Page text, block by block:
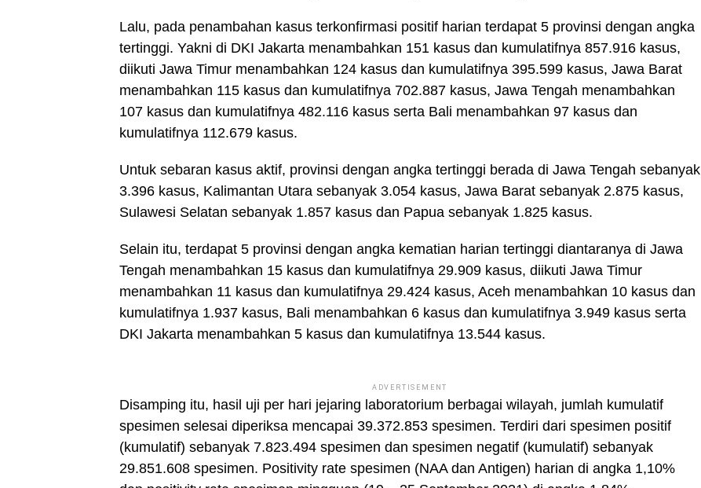
Lalu, pada penambahan kasus terkonfirmasi positif harian terdapat 5 provinsi dengan angka
tertinggi. Yakni di DKI Jakarta menambahkan 151 kasus dan kumulatifnya 857.916 kasus,
diikuti Jawa Timur menambahkan 124 kasus dan kumulatifnya 395.599 kasus, Jawa Barat
menambahkan 115 kasus dan kumulatifnya 702.887 kasus, Jawa Tengah menambahkan
107 kasus dan kumulatifnya 482.116 kasus serta Bali menambahkan 97 kasus dan
kumulatifnya 112.679 kasus.
Untuk sebaran kasus aktif, provinsi dengan angka tertinggi berada di Jawa Tengah sebanyak
3.396 kasus, Kalimantan Utara sebanyak 3.054 kasus, Jawa Barat sebanyak 2.875 kasus,
Sulawesi Selatan sebanyak 1.857 kasus dan Papua sebanyak 1.825 kasus.
Selain itu, terdapat 5 provinsi dengan angka kematian harian tertinggi diantaranya di Jawa
Tengah menambahkan 15 kasus dan kumulatifnya 29.909 kasus, diikuti Jawa Timur
menambahkan 11 kasus dan kumulatifnya 29.424 kasus, Aceh menambahkan 10 kasus dan
kumulatifnya 1.937 kasus, Bali menambahkan 6 kasus dan kumulatifnya 3.949 kasus serta
DKI Jakarta menambahkan 5 kasus dan kumulatifnya 13.544 kasus.
ADVERTISEMENT
Disamping itu, hasil uji per hari jejaring laboratorium berbagai wilayah, jumlah kumulatif
spesimen selesai diperiksa mencapai 39.372.853 spesimen. Terdiri dari spesimen positif
(kumulatif) sebanyak 7.823.494 spesimen dan spesimen negatif (kumulatif) sebanyak
29.851.608 spesimen. Positivity rate spesimen (NAA dan Antigen) harian di angka 1,10%